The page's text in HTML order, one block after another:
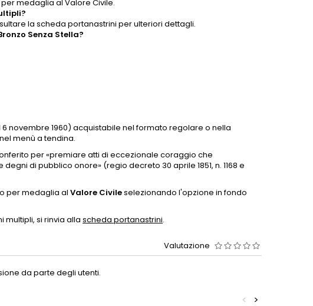
medaglia al Valore Civile.
la scheda portanastrini per ulteriori dettagli.
Senza Stella?
novembre 1960) acquistabile nel formato regolare o nella
menù a tendina.
per «premiare atti di eccezionale coraggio che
di pubblico onore» (regio decreto 30 aprile 1851, n. 1168 e
per medaglia al Valore Civileselezionando l'opzione in fondo
multipli, si rinvia alla scheda portanastrini.
Valutazione
da parte degli utenti.
>
<